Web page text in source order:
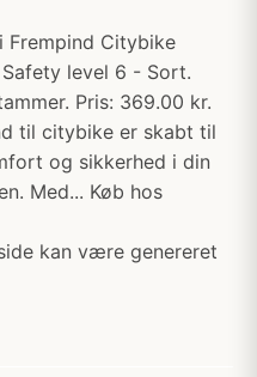
Frempind Citybike
level 6 - Sort.
Pris: 369.00 kr.
til citybike er skabt til
og sikkerhed i din
Med... Køb hos
kan være genereret